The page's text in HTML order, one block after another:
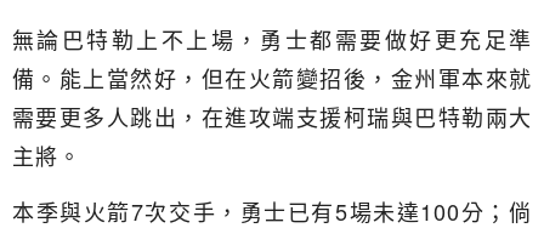
無論巴特勒上不上場，勇士都需要做好更充足準
備。能上當然好，但在火箭變招後，金州軍本來就
需要更多人跳出，在進攻端支援柯瑞與巴特勒兩大
主將。
本季與火箭7次交手，勇士已有5場未達100分；倘